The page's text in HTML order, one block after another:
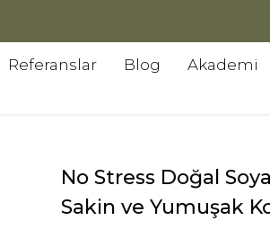
Referanslar Blog
Akademi
No Stress Doğal
Sakin ve Yumuşak